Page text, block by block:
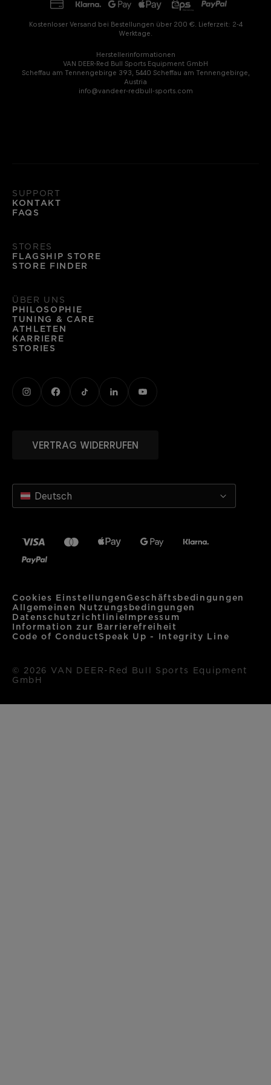
Kostenloser Versand bei Bestellungen über 200 €. Lieferzeit: 2-4
Werktage.
Herstellerinformationen
VAN DEER-Red Bull Sports Equipment GmbH
Scheffau am Tennengebirge 393, 5440 Scheffau am Tennengebirge,
Austria
info@vandeer-redbull-sports.com